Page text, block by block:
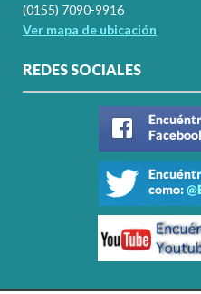
(0155) 7090-9916
Ver mapa de ubicación
REDES SOCIALES